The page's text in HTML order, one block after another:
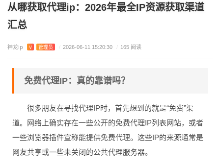
从哪获取代理ip：2026年最全IP资源获取渠道
汇总
神龙ip V 管理员 / 2026-06-11 15:20:30 / 165 阅读
免费代理IP：真的靠谱吗？
很多朋友在寻找代理IP时，首先想到的就是“免费”渠
道。网络上确实存在一些公开的免费代理IP列表网站，或者
一些浏览器插件宣称能提供免费代理。这些IP的来源通常是
网友共享或一些未关闭的公共代理服务器。